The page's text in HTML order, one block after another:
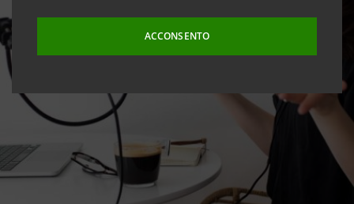
ACCONSENTO